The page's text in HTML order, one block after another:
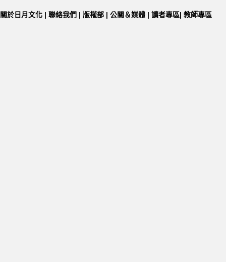
關於日月文化 | 聯絡我們 | 版權部 | 公關＆媒體 | 讀者專區| 教師專區